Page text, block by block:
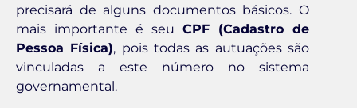
precisará de alguns documentos básicos. O
mais importante é seu CPF (Cadastro de
Pessoa Física), pois todas as autuações são
vinculadas a este número no sistema
governamental.